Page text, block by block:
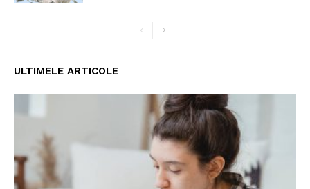
ULTIMELE ARTICOLE